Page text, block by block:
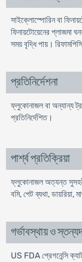
সাইক্লোস্পোরিন বা
ফিনায়টোয়েনের প্লাজমা
সময় বৃদ্ধি পায়।
প্রতিনির্দেশনা
ফ্লুকোনাজল বা অন্যান্য
প্রতিনির্দেশিত।
পার্শ্ব প্রতিক্রিয়া
ফ্লুকোনাজল অত্যন্ত
বমি, পেট ব্যথা, ডায়রিয়া,
গর্ভাবস্থায় ও
US FDA প্রেগনেন্সি